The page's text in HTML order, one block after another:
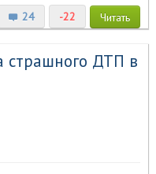
24 -22 Читать
страшного ДТП в